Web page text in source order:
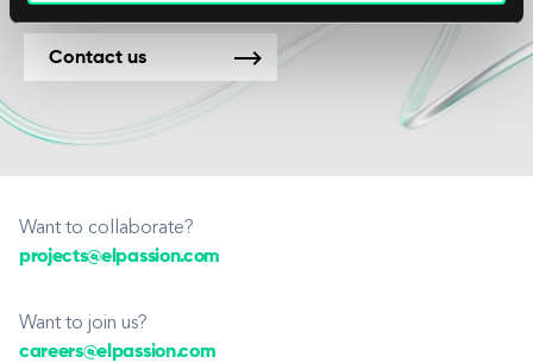
Contact us
Want to collaborate?
projects@elpassion.com
Want to join us?
careers@elpassion.com